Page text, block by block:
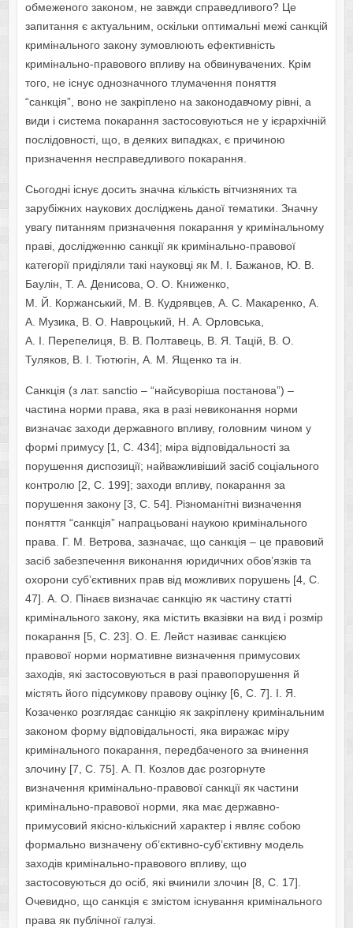
обмеженого законом, не завжди справедливого? Це
запитання є актуальним, оскільки оптимальні межі санкцій
кримінального закону зумовлюють ефективність
кримінально-правового впливу на обвинувачених. Крім
того, не існує однозначного тлумачення поняття
“санкція”, воно не закріплено на законодавчому рівні, а
види і система покарання застосовуються не у ієрархічній
послідовності, що, в деяких випадках, є причиною
призначення несправедливого покарання.
Сьогодні існує досить значна кількість вітчизняних та
зарубіжних наукових досліджень даної тематики. Значну
увагу питанням призначення покарання у кримінальному
праві, дослідженню санкції як кримінально-правової
категорії приділяли такі науковці як М. І. Бажанов, Ю. В.
Баулін, Т. А. Денисова, О. О. Книженко,
М. Й. Коржанський, М. В. Кудрявцев, А. С. Макаренко, А.
А. Музика, В. О. Навроцький, Н. А. Орловська,
А. І. Перепелиця, В. В. Полтавець, В. Я. Тацій, В. О.
Туляков, В. І. Тютюгін, А. М. Ященко та ін.
Санкція (з лат. sanctio – “найсуворіша постанова”) –
частина норми права, яка в разі невиконання норми
визначає заходи державного впливу, головним чином у
формі примусу [1, С. 434]; міра відповідальності за
порушення диспозиції; найважливіший засіб соціального
контролю [2, С. 199]; заходи впливу, покарання за
порушення закону [3, С. 54]. Різноманітні визначення
поняття “санкція” напрацьовані наукою кримінального
права. Г. М. Ветрова, зазначає, що санкція – це правовий
засіб забезпечення виконання юридичних обов’язків та
охорони суб’єктивних прав від можливих порушень [4, С.
47]. А. О. Пінаєв визначає санкцію як частину статті
кримінального закону, яка містить вказівки на вид і розмір
покарання [5, С. 23]. О. Е. Лейст називає санкцією
правової норми нормативне визначення примусових
заходів, які застосовуються в разі правопорушення й
містять його підсумкову правову оцінку [6, С. 7]. І. Я.
Козаченко розглядає санкцію як закріплену кримінальним
законом форму відповідальності, яка виражає міру
кримінального покарання, передбаченого за вчинення
злочину [7, С. 75]. А. П. Козлов дає розгорнуте
визначення кримінально-правової санкції як частини
кримінально-правової норми, яка має державно-
примусовий якісно-кількісний характер і являє собою
формально визначену об’єктивно-суб’єктивну модель
заходів кримінально-правового впливу, що
застосовуються до осіб, які вчинили злочин [8, С. 17].
Очевидно, що санкція є змістом існування кримінального
права як публічної галузі.